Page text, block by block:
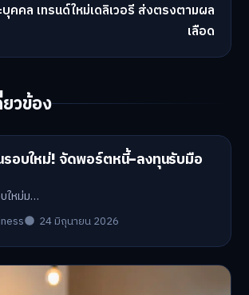
บุคคล เทรนด์ใหม่เดลิเวอรี ส่งตรงตามผล
เลือด
วข้อง
รอบใหม่! จัดพอร์ตหนี้-ลงทุนรับมือ
ใหม่ม…
24 มิถุนายน 2026
เงินดิจิทัล 2.0’ จัดสรรงบอย่างไรไม่